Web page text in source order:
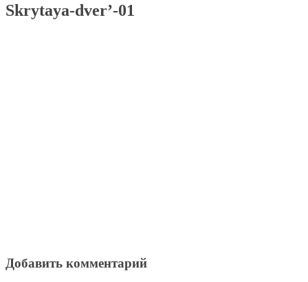
Skrytaya-dver’-01
Добавить комментарий